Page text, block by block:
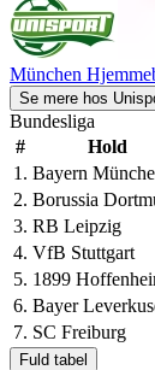
München
Se mere hos
Bundesliga
#
Hold
1. Bayern
2. Borussia
3. RB Leipzig
4. VfB Stuttgart
5. 1899
6. Bayer
7. SC Freiburg
Fuld tabel